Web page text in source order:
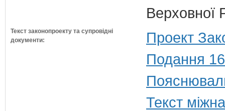
Верховної
Текст законопроекту та супровідні
документи:
Проект
Подання
Текст